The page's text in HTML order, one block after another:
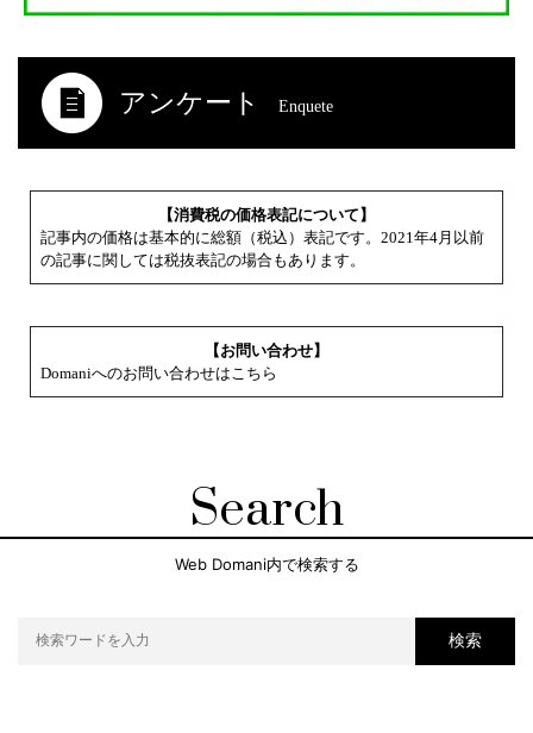
アンケート Enquete
【消費税の価格表記について】
記事内の価格は基本的に総額（税込）表記です。2021年4月以前
の記事に関しては税抜表記の場合もあります。
【お問い合わせ】
Domaniへのお問い合わせはこちら
Search
Web Domani内で検索する
検索